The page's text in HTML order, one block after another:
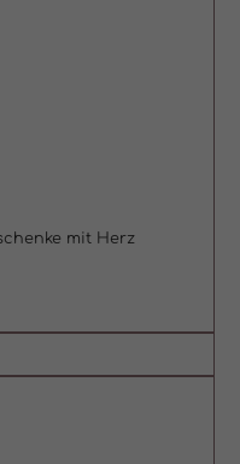
mit Herz